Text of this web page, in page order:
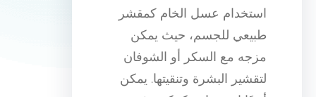
استخدام عسل الخام كمقشر
طبيعي للجسم، حيث يمكن
مزجه مع السكر أو الشوفان
لتقشير البشرة وتنقيتها. يمكن